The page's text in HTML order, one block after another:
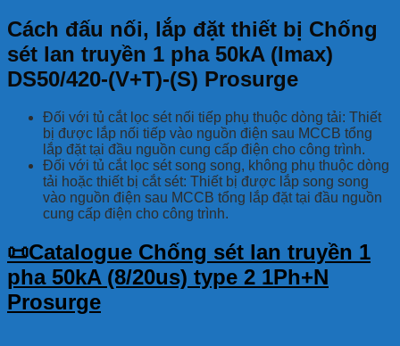
Cách đấu nối, lắp đặt thiết bị Chống
sét lan truyền 1 pha 50kA (Imax)
DS50/420-(V+T)-(S) Prosurge
Đối với tủ cắt lọc sét nối tiếp phụ thuộc dòng tải: Thiết
bị được lắp nối tiếp vào nguồn điện sau MCCB tổng
lắp đặt tại đầu nguồn cung cấp điện cho công trình.
Đối với tủ cắt lọc sét song song, không phụ thuộc dòng
tải hoặc thiết bị cắt sét: Thiết bị được lắp song song
vào nguồn điện sau MCCB tổng lắp đặt tại đầu nguồn
cung cấp điện cho công trình.
📜Catalogue Chống sét lan truyền 1
pha 50kA (8/20us) type 2 1Ph+N
Prosurge